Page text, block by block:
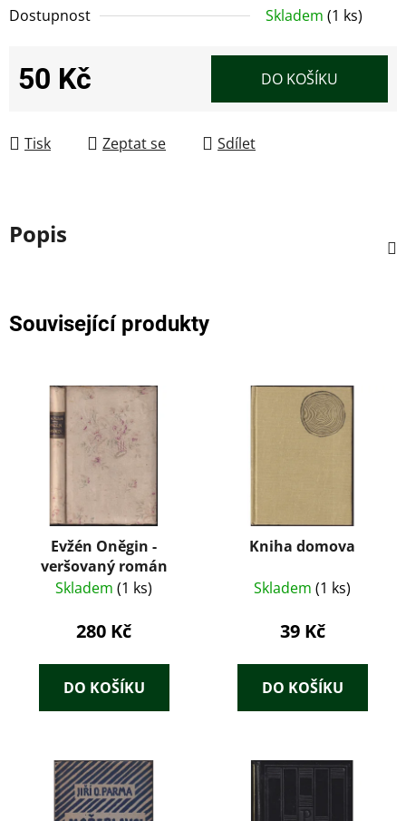
Dostupnost Skladem (1 ks)
50 Kč DO KOŠÍKU
Tisk Zeptat se Sdílet
Popis
Související produkty
Evžén Oněgin -
veršovaný román
Skladem (1 ks)
280 Kč
DO KOŠÍKU
Kniha domova
Skladem (1 ks)
39 Kč
DO KOŠÍKU